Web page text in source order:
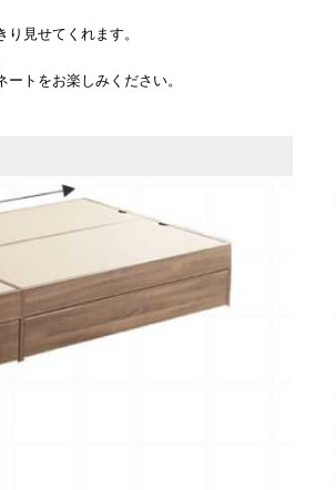
見せてくれます。
トをお楽しみください。